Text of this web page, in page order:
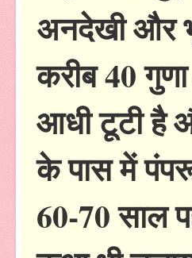
अनदेखी और
करीब 40
आधी टूटी है
के पास में
60-70 साल